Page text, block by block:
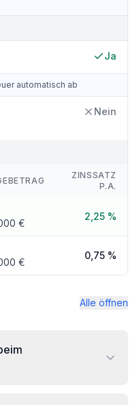
Ja
automatisch ab
Nein
ZINSSATZ
P.A.
€
2,25 %
€
0,75 %
Alle öffnen